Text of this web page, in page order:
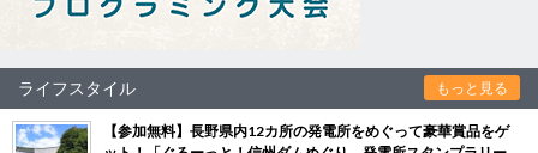
ライフスタイル もっと見る
【参加無料】長野県内12カ所の発電所をめぐって豪華賞品をゲ